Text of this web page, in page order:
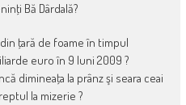
Bă Dârdală?
ţară de foame în timpul
euro în 9 luni 2009 ?
dimineaţa la prânz şi seara ceai
la mizerie ?